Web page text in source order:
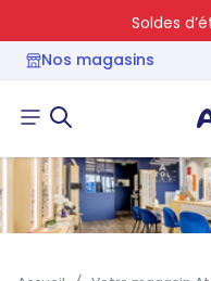
Soldes
Nos magasins